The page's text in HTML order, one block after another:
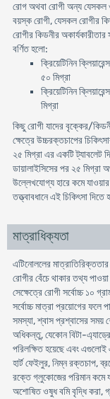
রােগ অথবা রােগী অন্য
বয়স্ক রােগী, যেসকল রােগীর
রােগীর কিডনীর অকার্যকারীতার
বর্ণিত হলাে:
ক্রিয়েটিনিন
৫০ মিগ্রা
ক্রিয়েটিনিন
মিগ্রা
কিছু রােগী যাদের বৃক্কের/
ক্ষেত্রে উচ্চরক্তচাপের
২৫ মিগ্রা এর একটি ট্যাবলেট
ডায়ালাইসিসের পর ২৫ মিগ্রা
উল্লেখযােগ্য হারে কমে
তত্ত্বাবধানে এই চিকিৎসা দিতে
মাত্রাধিক্যতা
এটিনোললের
রােগীর বেঁচে থাকার তথ্য
সেক্ষেত্রে রােগী সর্বোচ্চ ১০
সর্বোচ্চ মাত্রা প্রয়ােগের
সমস্যা, শ্বাস প্রশ্বাসের সময়
অধিকন্তু, যেকোন বিটা-
পরিলক্ষিত হয়েছে এবং
হার্ট ফেইলুর, নিম্ন রক্তচাপ,
রক্তে গ্লুকোজের পরিমান কমে
অশােষিত ওষুধ বমি বৃদ্ধি